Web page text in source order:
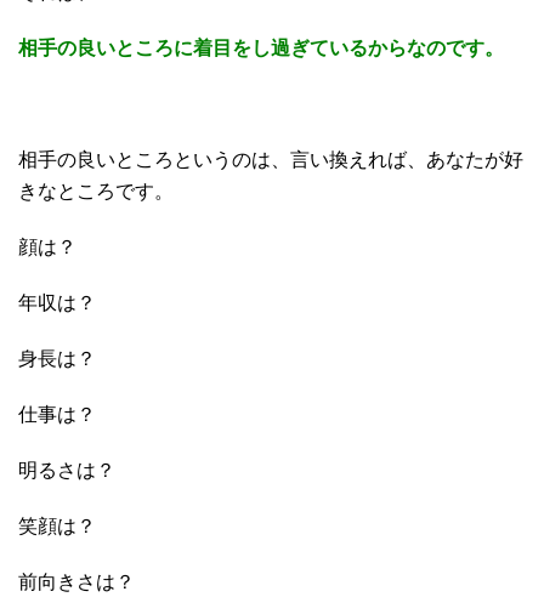
相手の良いところに着目をし過ぎているからなのです。
相手の良いところというのは、言い換えれば、あなたが好
きなところです。
顔は？
年収は？
身長は？
仕事は？
明るさは？
笑顔は？
前向きさは？